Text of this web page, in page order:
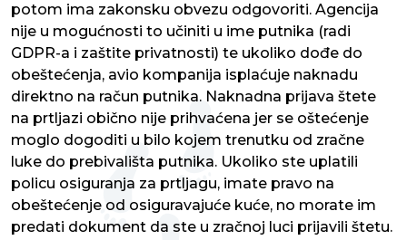
potom ima zakonsku obvezu odgovoriti. Agencija
nije u mogućnosti to učiniti u ime putnika (radi
GDPR-a i zaštite privatnosti) te ukoliko dođe do
obeštećenja, avio kompanija isplaćuje naknadu
direktno na račun putnika. Naknadna prijava štete
na prtljazi obično nije prihvaćena jer se oštećenje
moglo dogoditi u bilo kojem trenutku od zračne
luke do prebivališta putnika. Ukoliko ste uplatili
policu osiguranja za prtljagu, imate pravo na
obeštećenje od osiguravajuće kuće, no morate im
predati dokument da ste u zračnoj luci prijavili štetu.